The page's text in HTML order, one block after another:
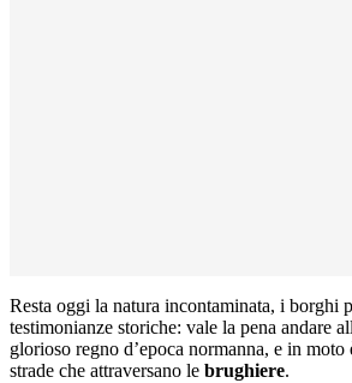
Resta oggi la natura incontaminata, i borghi
testimonianze storiche: vale la pena andare
glorioso regno d’epoca normanna, e in moto
strade che attraversano le brughiere.